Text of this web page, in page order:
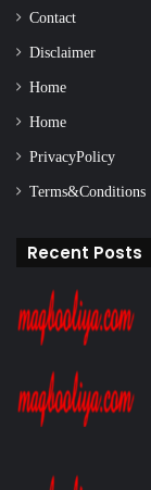
Contact
Disclaimer
Home
Home
Privacy Policy
Terms & Conditions
Recent Posts